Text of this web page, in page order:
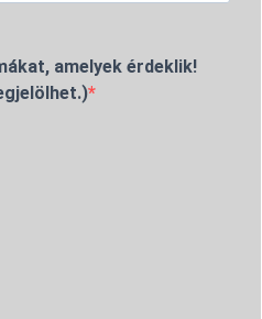
amelyek érdeklik!